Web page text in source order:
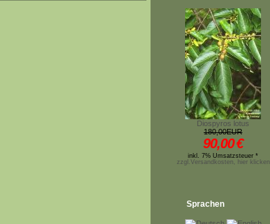
Diospyros lotus
180,00EUR
90,00€
inkl. 7% Umsatzsteuer *
zzgl.Versandkosten, hier klicken
Sprachen